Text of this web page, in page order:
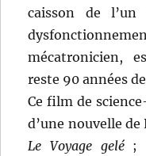
caisson de l’un
mécatronicien,
reste 90 années
Ce film de
d’une nouvelle
Le Voyage gelé;